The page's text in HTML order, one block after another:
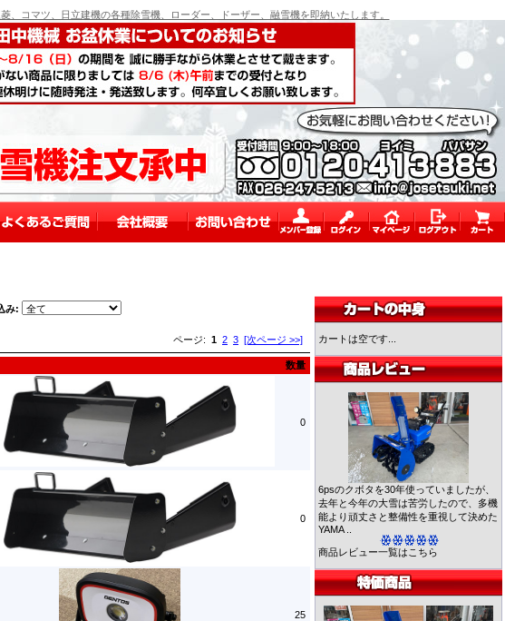
コマツ、日立建機の各種除雪機、ローダー、ドーザー、融雪機を即納いたします。
み:
ページ: 1 2 3 [次ページ >>]
数量
0
0
25
カートは空です...
6psのクボタを30年使っていましたが、
去年と今年の大雪は苦労したので、多機
能より頑丈さと整備性を重視して決めた
YAMA ..
商品レビュー一覧はこちら